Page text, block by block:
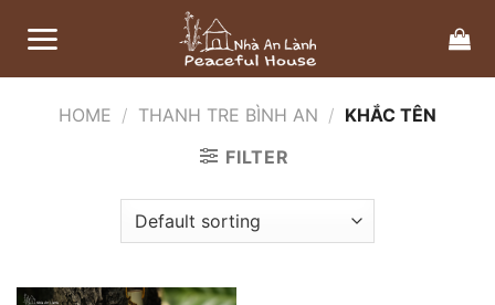
qua
HOME / THANH TRE BÌNH AN / KHẮC TÊN
FILTER